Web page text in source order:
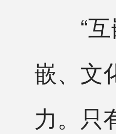
“互
嵌、文
力。只